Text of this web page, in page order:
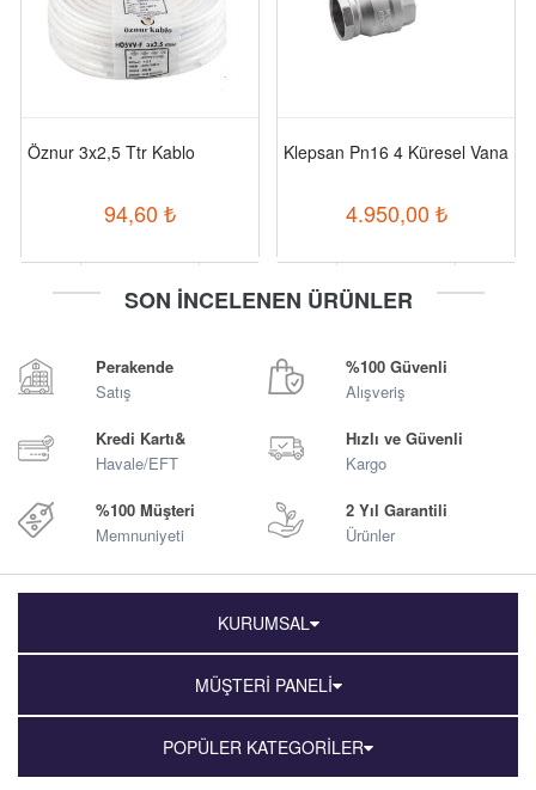
Öznur 3x2,5 Ttr Kablo
94,60 ₺
Klepsan Pn16 4 Küresel Vana
4.950,00 ₺
SON İNCELENEN ÜRÜNLER
Perakende
Satış
%100 Güvenli
Alışveriş
Kredi Kartı&
Havale/EFT
Hızlı ve Güvenli
Kargo
%100 Müşteri
Memnuniyeti
2 Yıl Garantili
Ürünler
KURUMSAL
MÜŞTERİ PANELİ
POPÜLER KATEGORİLER